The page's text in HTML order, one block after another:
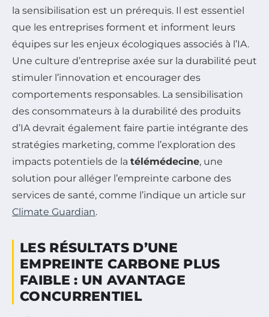
la sensibilisation est un prérequis. Il est essentiel
que les entreprises forment et informent leurs
équipes sur les enjeux écologiques associés à l’IA.
Une culture d’entreprise axée sur la durabilité peut
stimuler l’innovation et encourager des
comportements responsables. La sensibilisation
des consommateurs à la durabilité des produits
d’IA devrait également faire partie intégrante des
stratégies marketing, comme l’exploration des
impacts potentiels de la télémédecine, une
solution pour alléger l’empreinte carbone des
services de santé, comme l’indique un article sur
Climate Guardian.
LES RÉSULTATS D’UNE
EMPREINTE CARBONE PLUS
FAIBLE : UN AVANTAGE
CONCURRENTIEL